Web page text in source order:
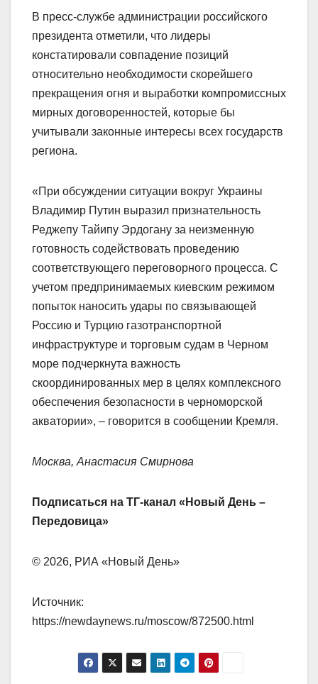
В пресс-службе администрации российского
президента отметили, что лидеры
констатировали совпадение позиций
относительно необходимости скорейшего
прекращения огня и выработки компромиссных
мирных договоренностей, которые бы
учитывали законные интересы всех государств
региона.
«При обсуждении ситуации вокруг Украины
Владимир Путин выразил признательность
Реджепу Тайипу Эрдогану за неизменную
готовность содействовать проведению
соответствующего переговорного процесса. С
учетом предпринимаемых киевским режимом
попыток наносить удары по связывающей
Россию и Турцию газотранспортной
инфраструктуре и торговым судам в Черном
море подчеркнута важность
скоординированных мер в целях комплексного
обеспечения безопасности в черноморской
акватории», – говорится в сообщении Кремля.
Москва, Анастасия Смирнова
Подписаться на ТГ-канал «Новый День –
Передовица»
© 2026, РИА «Новый День»
Источник:
https://newdaynews.ru/moscow/872500.html